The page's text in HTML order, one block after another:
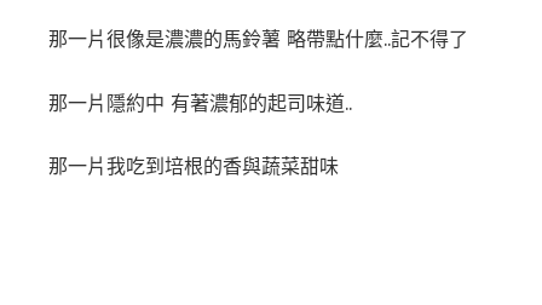
那一片很像是濃濃的馬鈴薯 略帶點什麼..記不得了
那一片隱約中 有著濃郁的起司味道..
那一片我吃到培根的香與蔬菜甜味